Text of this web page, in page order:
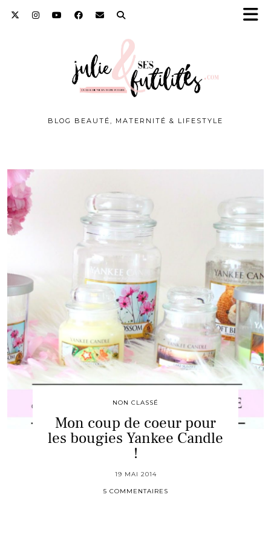
BLOG BEAUTÉ, MATERNITÉ & LIFESTYLE
NON CLASSÉ
Mon coup de coeur pour
les bougies Yankee Candle
!
19 MAI 2014
5 COMMENTAIRES